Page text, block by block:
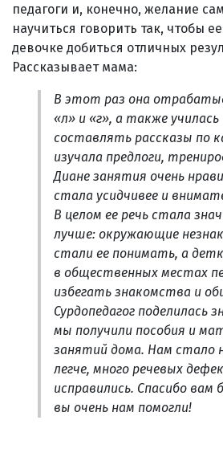
педагоги и, конечно, желание
научиться говорить так, чтобы
девочке добиться отличных
Рассказывает мама:
В этот раз она
«л» и «г», а также училась
составлять рассказы по
изучала предлоги,
Диане занятия очень
стала усидчивее и
В целом ее речь стала
лучше: окружающие
стали ее понимать, а
в общественных местах
избегать знакомства и
Сурдопедагог поделилась
мы получили пособия и
занятий дома. Нам стало
легче, много речевых
исправились. Спасибо вам
вы очень нам помогли!